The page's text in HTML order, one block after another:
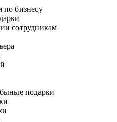
по бизнесу
сотрудникам
подарки